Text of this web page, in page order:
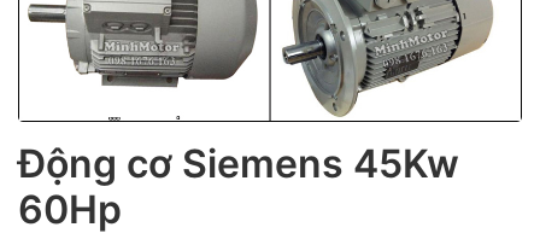
Động cơ Siemens 45Kw
60Hp